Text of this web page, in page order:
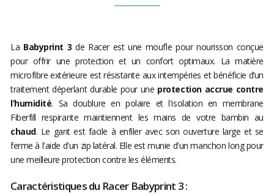
La Babyprint 3 de Racer est une moufle pour nourisson conçue
pour offrir une protection et un confort optimaux. La matière
microfibre extérieure est résistante aux intempéries et bénéficie d’un
traitement déperlant durable pour une protection accrue contre
l’humidité. Sa doublure en polaire et l'isolation en membrane
Fiberfill respirante maintiennent les mains de votre bambin au
chaud. Le gant est facile à enfiler avec son ouverture large et se
ferme à l'aide d'un zip latéral. Elle est munie d'un manchon long pour
une meilleure protection contre les éléments.
Caractéristiques du Racer Babyprint 3 :